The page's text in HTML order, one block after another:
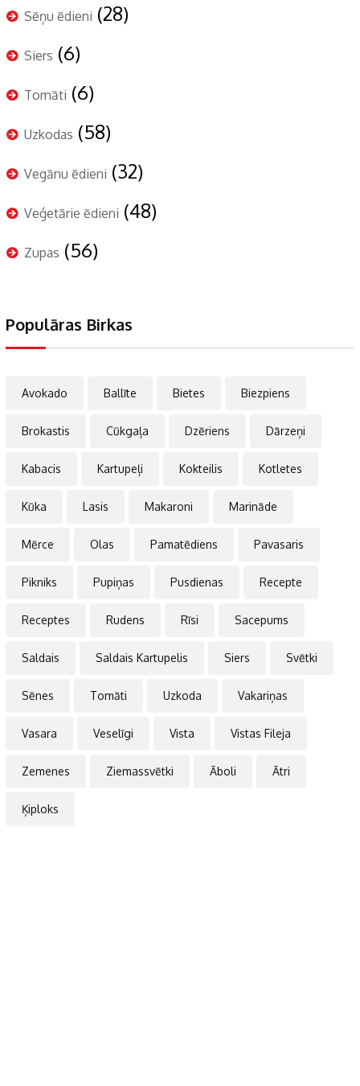
Sēņu ēdieni (28)
Siers (6)
Tomāti (6)
Uzkodas (58)
Vegānu ēdieni (32)
Veģetārie ēdieni (48)
Zupas (56)
Populāras Birkas
Avokado Ballīte Bietes Biezpiens
Brokastis Cūkgaļa Dzēriens Dārzeņi
Kabacis Kartupeļi Kokteilis Kotletes
Kūka Lasis Makaroni Marināde
Mērce Olas Pamatēdiens Pavasaris
Pikniks Pupiņas Pusdienas Recepte
Receptes Rudens Rīsi Sacepums
Saldais Saldais Kartupelis Siers Svētki
Sēnes Tomāti Uzkoda Vakariņas
Vasara Veselīgi Vista Vistas Fileja
Zemenes Ziemassvētki Āboli Ātri
Ķiploks